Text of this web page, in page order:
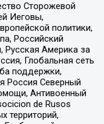
Сторожевой
Иеговы,
политики,
Российский
Русская Америка за
Глобальная сеть
поддержки,
Россия Северный
Антивоенный
de Rusos
территорий,